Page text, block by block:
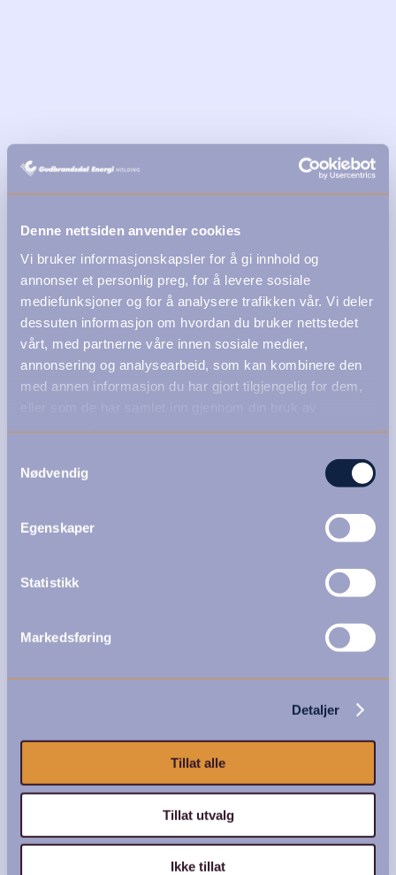
Denne nettsiden anvender cookies
Vi bruker informasjonskapsler for å gi innhold og
annonser et personlig preg, for å levere sosiale
mediefunksjoner og for å analysere trafikken vår. Vi deler
dessuten informasjon om hvordan du bruker nettstedet
vårt, med partnerne våre innen sosiale medier,
annonsering og analysearbeid, som kan kombinere den
med annen informasjon du har gjort tilgjengelig for dem,
Nødvendig
Egenskaper
Statistikk
Markedsføring
Detaljer
Tillat alle
Tillat utvalg
Ikke tillat